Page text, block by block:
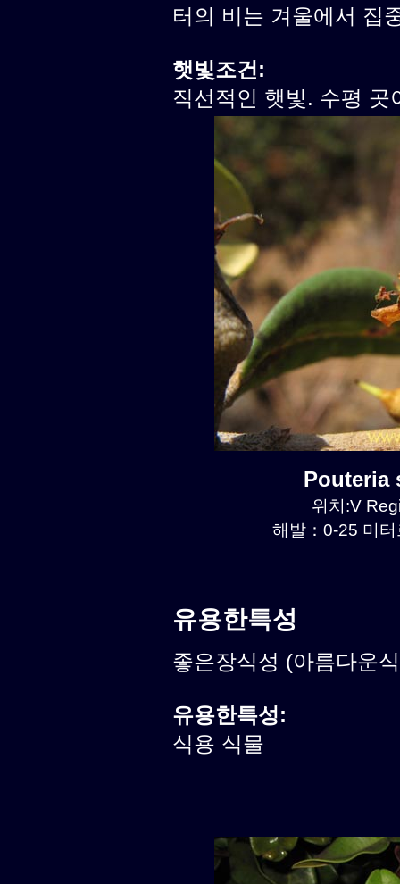
터의 비는 겨울에서 집
햇빛조건:
직선적인 햇빛. 수평
Pouteria
위치:V
해발：0-25 미
유용한특성
좋은장식성 (아름다운
유용한특성:
식용 식물